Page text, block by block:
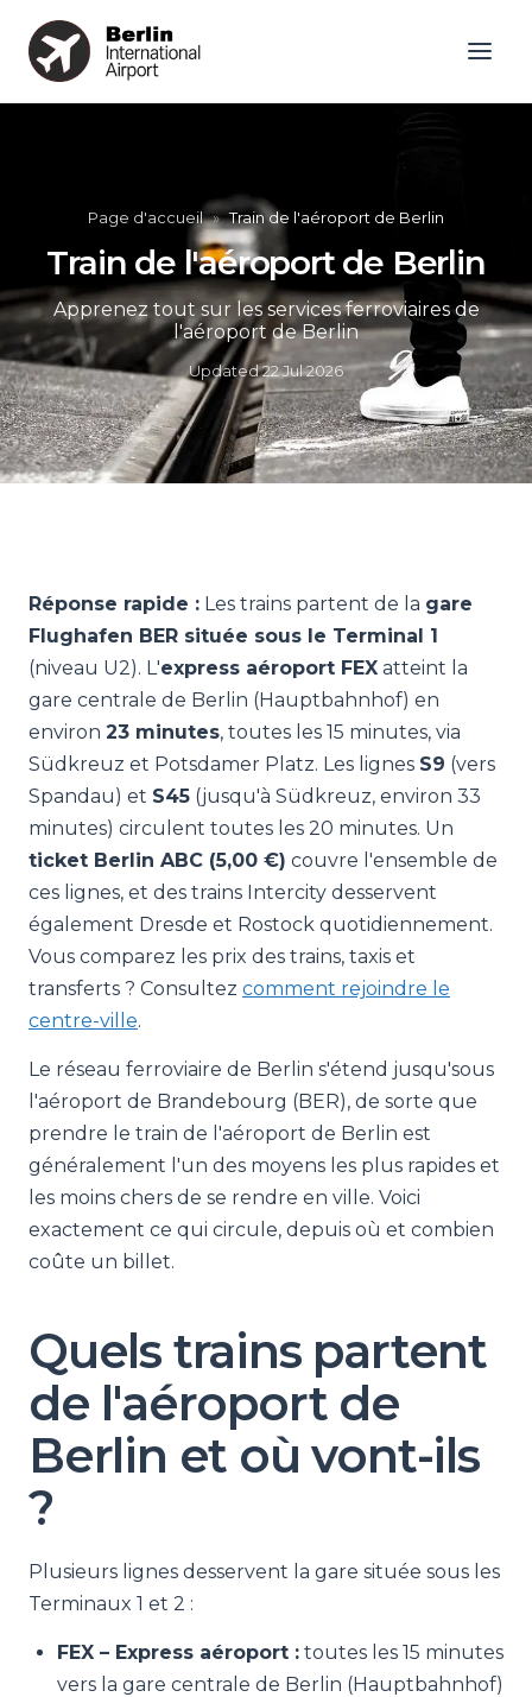
Page d'accueil » Train de l'aéroport de Berlin
Train de l'aéroport de Berlin
Apprenez tout sur les services ferroviaires de
l'aéroport de Berlin
Updated22 Jul 2026
Réponse rapide : Les trains partent de la gare
Flughafen BER située sous le Terminal 1
(niveau U2). L'express aéroport FEX atteint la
gare centrale de Berlin (Hauptbahnhof) en
environ 23 minutes, toutes les 15 minutes, via
Südkreuz et Potsdamer Platz. Les lignes S9 (vers
Spandau) et S45 (jusqu'à Südkreuz, environ 33
minutes) circulent toutes les 20 minutes. Un
ticket Berlin ABC (5,00 €) couvre l'ensemble de
ces lignes, et des trains Intercity desservent
également Dresde et Rostock quotidiennement.
Vous comparez les prix des trains, taxis et
transferts ? Consultez comment rejoindre le
centre-ville.
Le réseau ferroviaire de Berlin s'étend jusqu'sous
l'aéroport de Brandebourg (BER), de sorte que
prendre le train de l'aéroport de Berlin est
généralement l'un des moyens les plus rapides et
les moins chers de se rendre en ville. Voici
exactement ce qui circule, depuis où et combien
coûte un billet.
Quels trains partent
de l'aéroport de
Berlin et où vont-ils
?
Plusieurs lignes desservent la gare située sous les
Terminaux 1 et 2 :
FEX – Express aéroport : toutes les 15 minutes
vers la gare centrale de Berlin (Hauptbahnhof)